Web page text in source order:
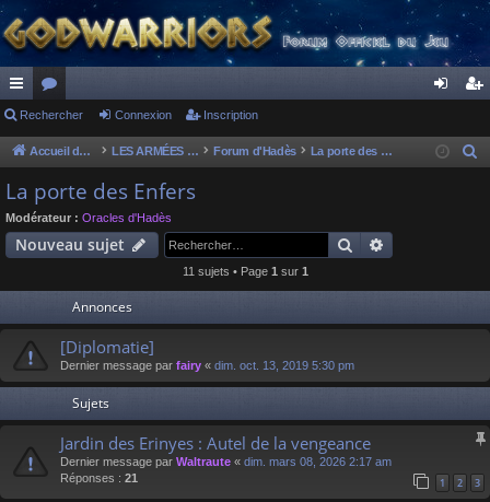
ac
co
ur
ci
or
u
s
ne cri
Rechercher Connexion Inscription
Accueil du forum LES ARMÉES DIVINES - FORUMS DE CLAN Forum d'Hadès La porte des Enfers
c
La porte des Enfers
Modérateur : Oracles d'Hadès
Nouveau sujet Rechercher
11 sujets • Page 1 sur 1
Annonces
[Diplomatie]
Dernier message par fairy « dim. oct. 13, 2019 5:30 pm
Sujets
Jardin des Erinyes : Autel de la vengeance
Dernier message par Waltraute « dim. mars 08, 2026 2:17 am
Réponses : 21 1 2 3